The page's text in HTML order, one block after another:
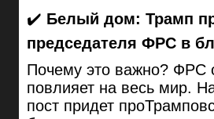
✔️ Белый дом: Трамп
председателя ФРС в
Почему это важно? ФРС
повлияет на весь мир.
пост придет